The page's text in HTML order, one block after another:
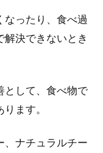
ビタミンと言っても、
ない！その対策と
紹介！
養失調になってしまう
なったり、食べ過
解決できないとき
として、食べ物で
ます。
、ナチュラルチー